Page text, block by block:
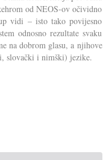
od NEOS-ov očividno
vidi – isto tako povijesno
odnosno rezultate svaku
na dobrom glasu, a njihove
slovački i nimški) jezike.